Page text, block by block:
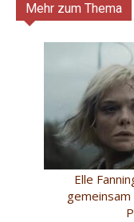
Mehr zum Thema
Elle